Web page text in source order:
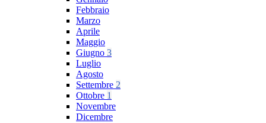
Febbraio
Marzo
Aprile
Maggio
Giugno 3
Luglio
Agosto
Settembre 2
Ottobre 1
Novembre
Dicembre